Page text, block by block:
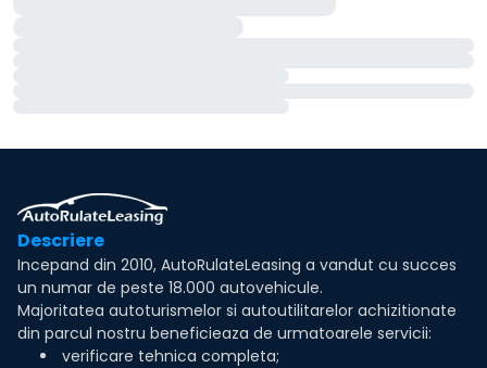
Descriere
Incepand din 2010, AutoRulateLeasing a vandut cu succes
un numar de peste 18.000 autovehicule.
Majoritatea autoturismelor si autoutilitarelor achizitionate
din parcul nostru beneficieaza de urmatoarele servicii:
verificare tehnica completa;